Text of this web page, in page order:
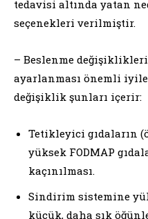
tedavisi altında yatan
seçenekleri verilmiştir.
– Beslenme
ayarlanması önemli
değişiklik şunları içerir:
Tetikleyici gıdaların
yüksek FODMAP
kaçınılması.
Sindirim sistemine
küçük, daha sık